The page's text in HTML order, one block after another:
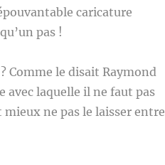
caricature
pas !
Comme le disait Raymond
avec laquelle il ne faut pas
ne pas le laisser entre